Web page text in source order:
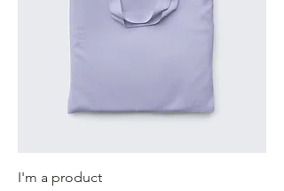
I'm a product